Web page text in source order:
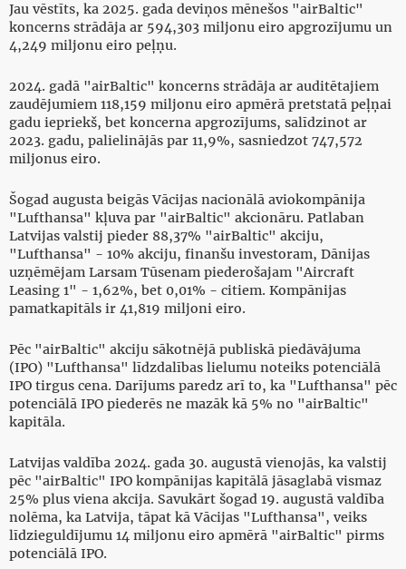
Jau vēstīts, ka 2025. gada deviņos mēnešos "airBaltic"
koncerns strādāja ar 594,303 miljonu eiro apgrozījumu un
4,249 miljonu eiro peļņu.
2024. gadā "airBaltic" koncerns strādāja ar auditētajiem
zaudējumiem 118,159 miljonu eiro apmērā pretstatā peļņai
gadu iepriekš, bet koncerna apgrozījums, salīdzinot ar
2023. gadu, palielinājās par 11,9%, sasniedzot 747,572
miljonus eiro.
Šogad augusta beigās Vācijas nacionālā aviokompānija
"Lufthansa" kļuva par "airBaltic" akcionāru. Patlaban
Latvijas valstij pieder 88,37% "airBaltic" akciju,
"Lufthansa" - 10% akciju, finanšu investoram, Dānijas
uzņēmējam Larsam Tūsenam piederošajam "Aircraft
Leasing 1" - 1,62%, bet 0,01% - citiem. Kompānijas
pamatkapitāls ir 41,819 miljoni eiro.
Pēc "airBaltic" akciju sākotnējā publiskā piedāvājuma
(IPO) "Lufthansa" līdzdalības lielumu noteiks potenciālā
IPO tirgus cena. Darījums paredz arī to, ka "Lufthansa" pēc
potenciālā IPO piederēs ne mazāk kā 5% no "airBaltic"
kapitāla.
Latvijas valdība 2024. gada 30. augustā vienojās, ka valstij
pēc "airBaltic" IPO kompānijas kapitālā jāsaglabā vismaz
25% plus viena akcija. Savukārt šogad 19. augustā valdība
nolēma, ka Latvija, tāpat kā Vācijas "Lufthansa", veiks
līdzieguldījumu 14 miljonu eiro apmērā "airBaltic" pirms
potenciālā IPO.